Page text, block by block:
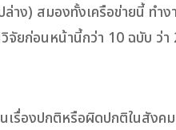
าง) สมองทั้งเครือข่ายนี้ ทำ
จัยก่อนหน้านี้กว่า 10 ฉบับ ว่
นเรื่องปกติหรือผิดปกติในสัง